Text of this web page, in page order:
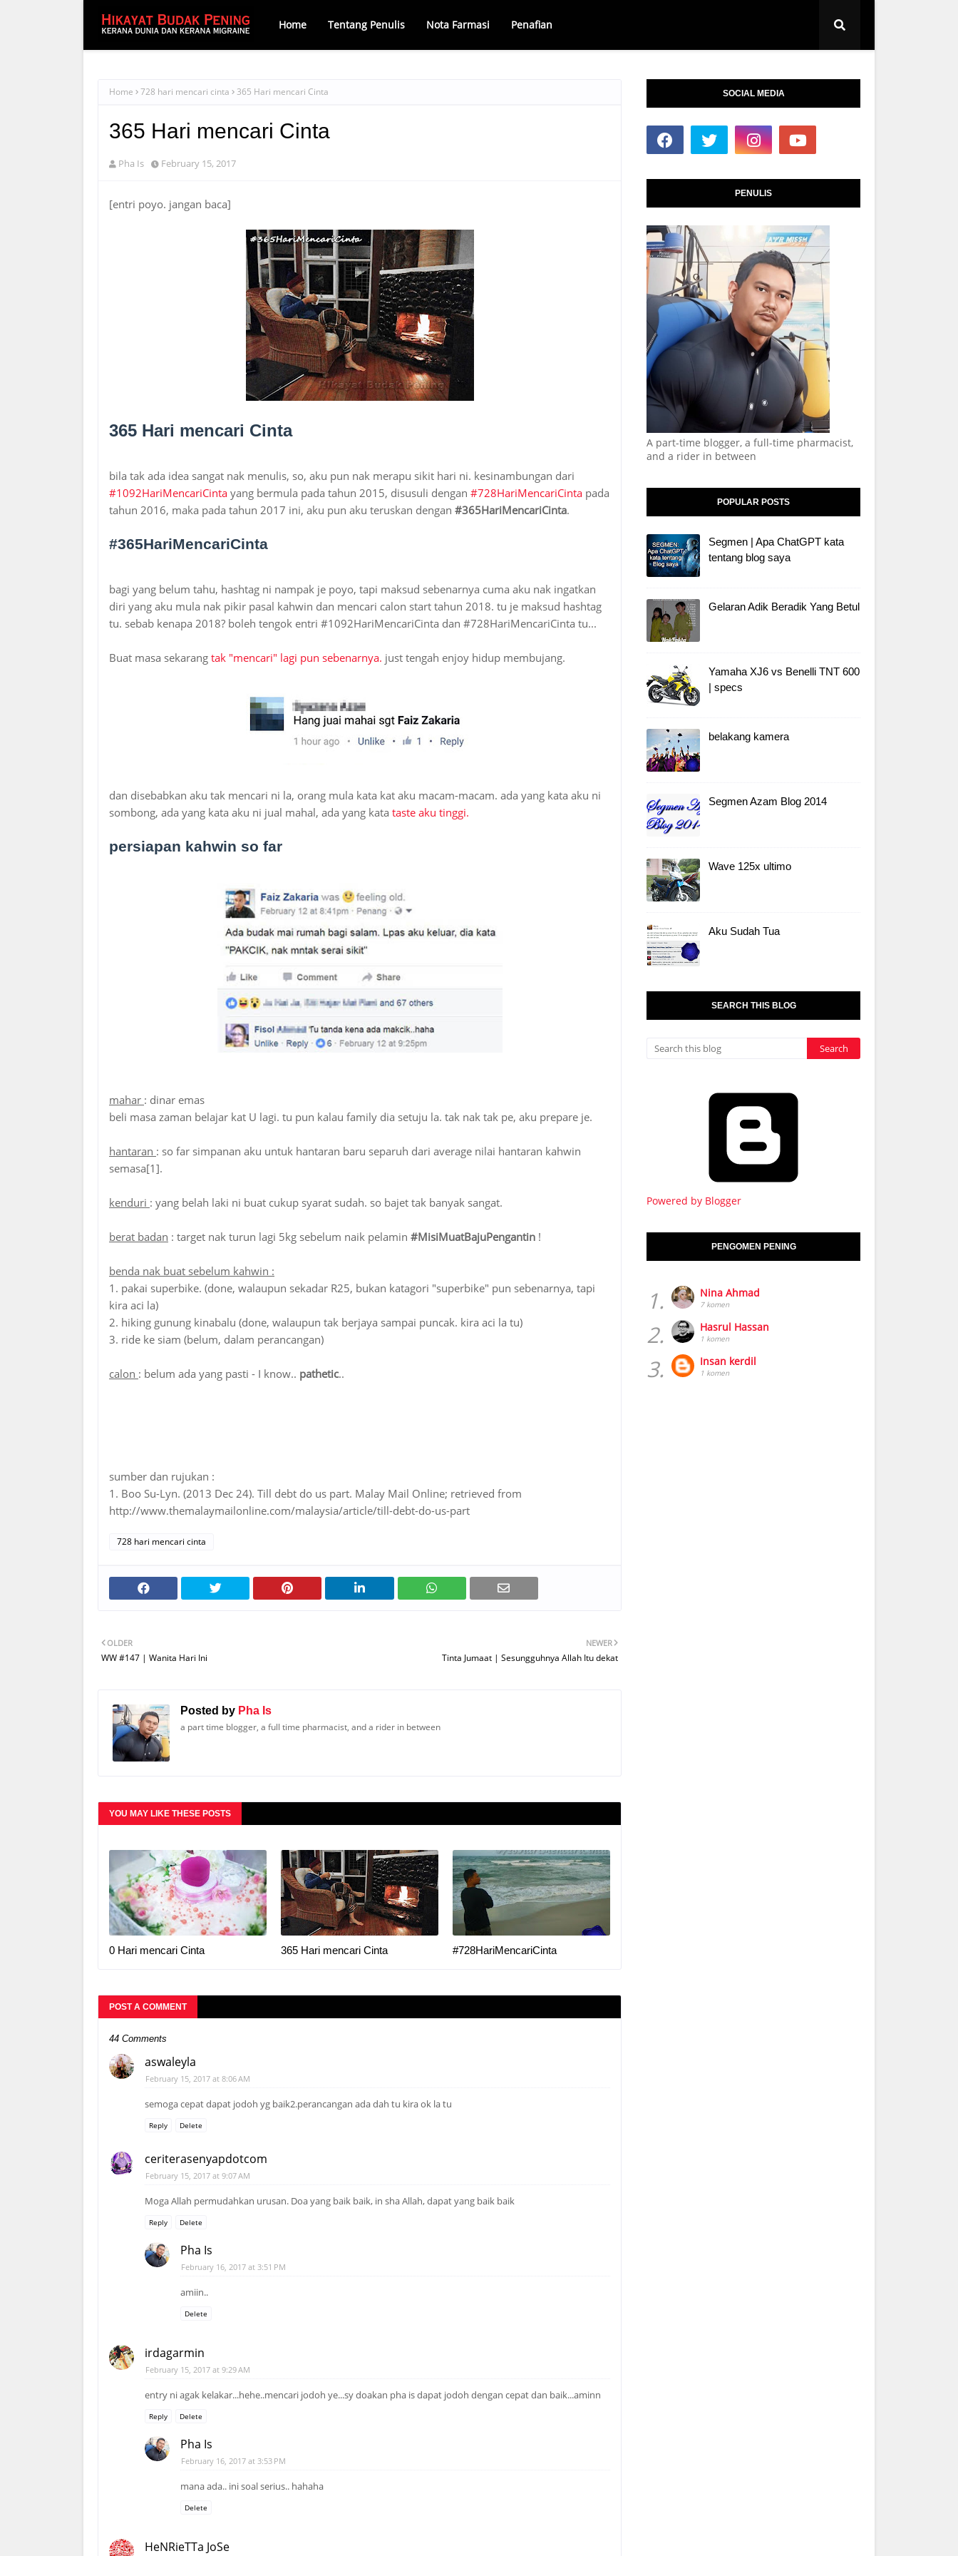
Home Tentang Penulis Nota Farmasi Penafian
Home 728 hari mencari cinta 365 Hari mencari Cinta
365 Hari mencari Cinta
Pha Is February 15, 2017
[entri poyo. jangan baca]
365 Hari mencari Cinta
bila tak ada idea sangat nak menulis, so, aku pun nak merapu sikit hari ni. kesinambungan dari
#1092HariMencariCinta yang bermula pada tahun 2015, disusuli dengan #728HariMencariCinta pada
tahun 2016, maka pada tahun 2017 ini, aku pun aku teruskan dengan #365HariMencariCinta.
#365HariMencariCinta
bagi yang belum tahu, hashtag ni nampak je poyo, tapi maksud sebenarnya cuma aku nak ingatkan
diri yang aku mula nak pikir pasal kahwin dan mencari calon start tahun 2018. tu je maksud hashtag
tu. sebab kenapa 2018? boleh tengok entri #1092HariMencariCinta dan #728HariMencariCinta tu...
Buat masa sekarang tak "mencari" lagi pun sebenarnya. just tengah enjoy hidup membujang.
dan disebabkan aku tak mencari ni la, orang mula kata kat aku macam-macam. ada yang kata aku ni
sombong, ada yang kata aku ni jual mahal, ada yang kata taste aku tinggi.
persiapan kahwin so far
mahar : dinar emas
beli masa zaman belajar kat U lagi. tu pun kalau family dia setuju la. tak nak tak pe, aku prepare je.
hantaran : so far simpanan aku untuk hantaran baru separuh dari average nilai hantaran kahwin
semasa[1].
kenduri : yang belah laki ni buat cukup syarat sudah. so bajet tak banyak sangat.
berat badan : target nak turun lagi 5kg sebelum naik pelamin #MisiMuatBajuPengantin !
benda nak buat sebelum kahwin :
1. pakai superbike. (done, walaupun sekadar R25, bukan katagori "superbike" pun sebenarnya, tapi
kira aci la)
2. hiking gunung kinabalu (done, walaupun tak berjaya sampai puncak. kira aci la tu)
3. ride ke siam (belum, dalam perancangan)
calon : belum ada yang pasti - I know.. pathetic..
sumber dan rujukan :
1. Boo Su-Lyn. (2013 Dec 24). Till debt do us part. Malay Mail Online; retrieved from
http://www.themalaymailonline.com/malaysia/article/till-debt-do-us-part
728 hari mencari cinta
NEWER
Tinta Jumaat | Sesungguhnya Allah Itu dekat
OLDER
WW #147 | Wanita Hari Ini
Posted by Pha Is
a part time blogger, a full time pharmacist, and a rider in between
YOU MAY LIKE THESE POSTS
0 Hari mencari Cinta 365 Hari mencari Cinta #728HariMencariCinta
POST A COMMENT
44 Comments
aswaleyla
February 15, 2017 at 8:06 AM
semoga cepat dapat jodoh yg baik2.perancangan ada dah tu kira ok la tu
Reply Delete
ceriterasenyapdotcom
February 15, 2017 at 9:07 AM
Moga Allah permudahkan urusan. Doa yang baik baik, in sha Allah, dapat yang baik baik
Reply Delete
Pha Is
February 16, 2017 at 3:51 PM
amiin..
Delete
irdagarmin
February 15, 2017 at 9:29 AM
entry ni agak kelakar...hehe..mencari jodoh ye...sy doakan pha is dapat jodoh dengan cepat dan baik...aminn
Reply Delete
Pha Is
February 16, 2017 at 3:53 PM
mana ada.. ini soal serius.. hahaha
Delete
HeNRieTTa JoSe
SOCIAL MEDIA
PENULIS
A part-time blogger, a full-time pharmacist,
and a rider in between
POPULAR POSTS
Segmen | Apa ChatGPT kata
tentang blog saya
Gelaran Adik Beradik Yang Betul
Yamaha XJ6 vs Benelli TNT 600
| specs
belakang kamera
Segmen Azam Blog 2014
Wave 125x ultimo
Aku Sudah Tua
SEARCH THIS BLOG
Powered by Blogger
PENGOMEN PENING
1. Nina Ahmad
7 komen
2. Hasrul Hassan
1 komen
3. Insan kerdil
1 komen